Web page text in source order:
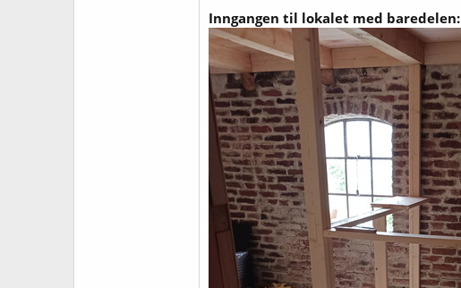
Inngangen til lokalet med baredelen: